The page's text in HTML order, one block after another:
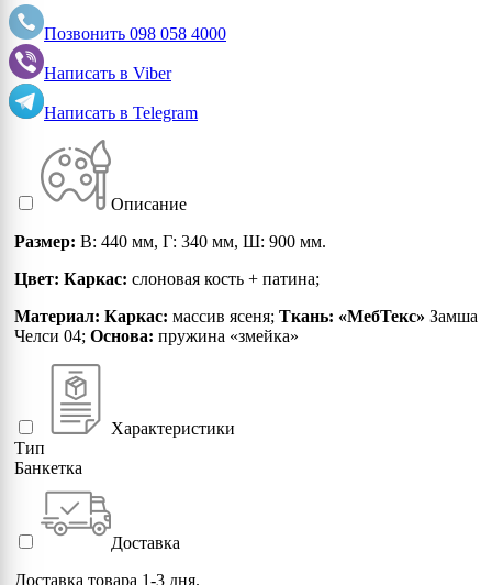
Позвонить 098 058 4000
Написать в Viber
Написать в Telegram
Описание
Размер: В: 440 мм, Г: 340 мм, Ш: 900 мм.
Цвет: Каркас: слоновая кость + патина;
Материал: Каркас: массив ясеня; Ткань: «МебТекс» Замша
Челси 04; Основа: пружина «змейка»
Характеристики
Тип
Банкетка
Доставка
Доставка товара 1-3 дня.